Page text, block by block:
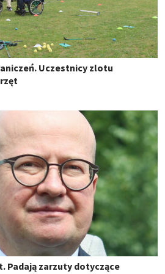
Uczestnicy zlotu
Padają zarzuty dotyczące